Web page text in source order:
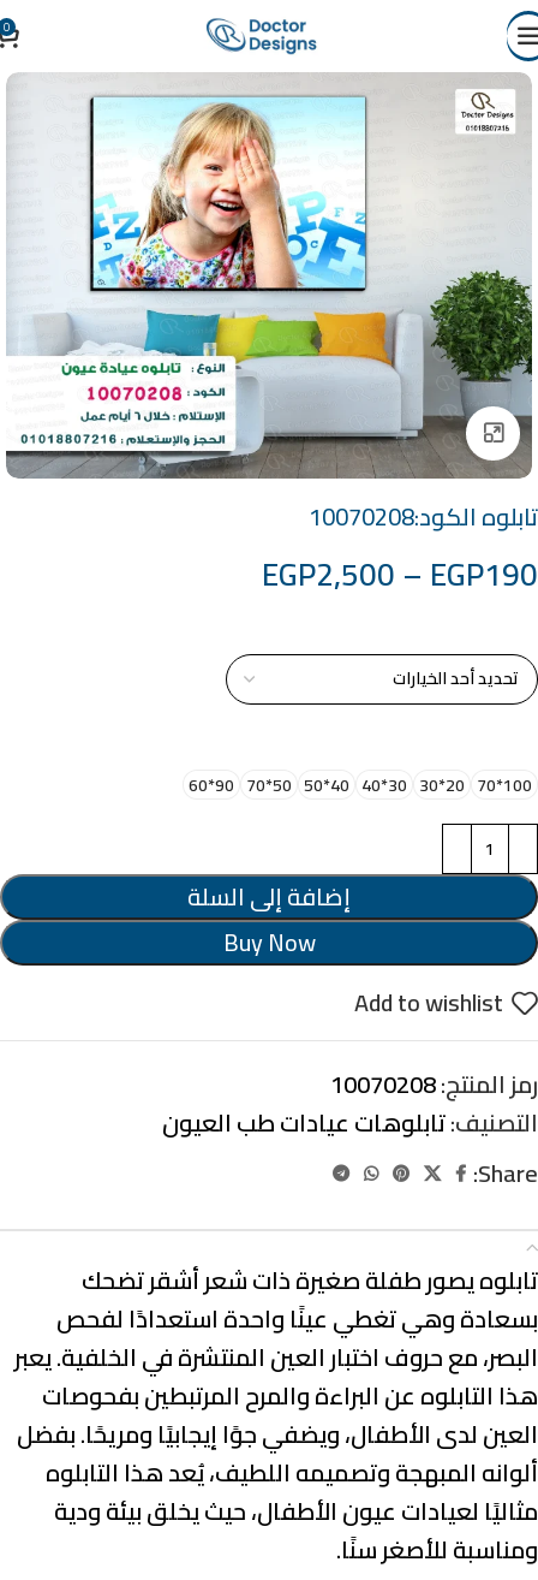
0
Click to enlarge
تابلوه الكود:10070208
EGP190
–
EGP2,500
100*70
20*30
30*40
40*50
50*70
90*60
إضافة إلى السلة
Buy Now
Add to wishlist
رمز المنتج:10070208
التصنيف:تابلوهات عيادات طب العيون
Share:
تابلوه يصور طفلة صغيرة ذات شعر أشقر تضحك
بسعادة وهي تغطي عينًا واحدة استعدادًا لفحص
البصر، مع حروف اختبار العين المنتشرة في الخلفية. يعبر
هذا التابلوه عن البراءة والمرح المرتبطين بفحوصات
العين لدى الأطفال، ويضفي جوًا إيجابيًا ومريحًا. بفضل
ألوانه المبهجة وتصميمه اللطيف، يُعد هذا التابلوه
مثاليًا لعيادات عيون الأطفال، حيث يخلق بيئة ودية
ومناسبة للأصغر سنًا.